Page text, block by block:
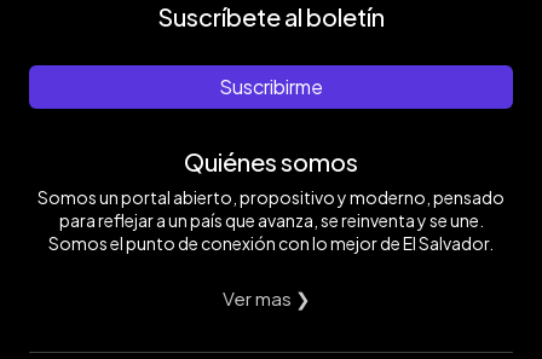
Suscríbete al boletín
Suscribirme
Quiénes somos
Somos un portal abierto, propositivo y moderno, pensado
para reflejar a un país que avanza, se reinventa y se une.
Somos el punto de conexión con lo mejor de El Salvador.
Ver mas ❯